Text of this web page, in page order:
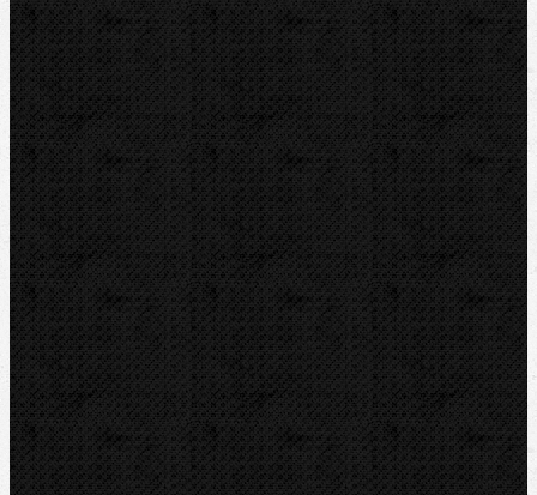
Vyhľadávanie IS
Značky
RIDGID
BERNZOMATIC
NIPO
ROTHENBERGER
REMS